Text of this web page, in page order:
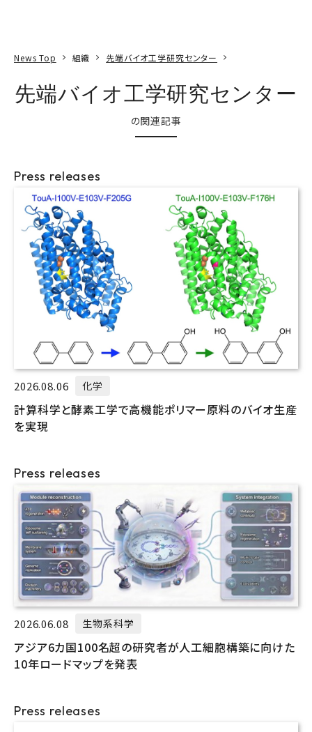
News Top 組織 先端バイオ工学研究センター
先端バイオ工学研究センター
の関連記事
Press releases
2026.08.06 化学
計算科学と酵素工学で高機能ポリマー原料のバイオ生産
を実現
Press releases
2026.06.08 生物系科学
アジア6カ国100名超の研究者が人工細胞構築に向けた
10年ロードマップを発表
Press releases